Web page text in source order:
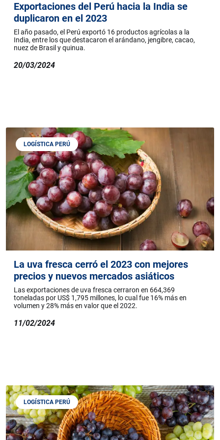
Exportaciones del Perú hacia la India se
duplicaron en el 2023
El año pasado, el Perú exportó 16 productos agrícolas a la
India, entre los que destacaron el arándano, jengibre, cacao,
nuez de Brasil y quinua.
20/03/2024
LOGÍSTICA PERÚ
La uva fresca cerró el 2023 con mejores
precios y nuevos mercados asiáticos
Las exportaciones de uva fresca cerraron en 664,369
toneladas por US$ 1,795 millones, lo cual fue 16% más en
volumen y 28% más en valor que el 2022.
11/02/2024
LOGÍSTICA PERÚ